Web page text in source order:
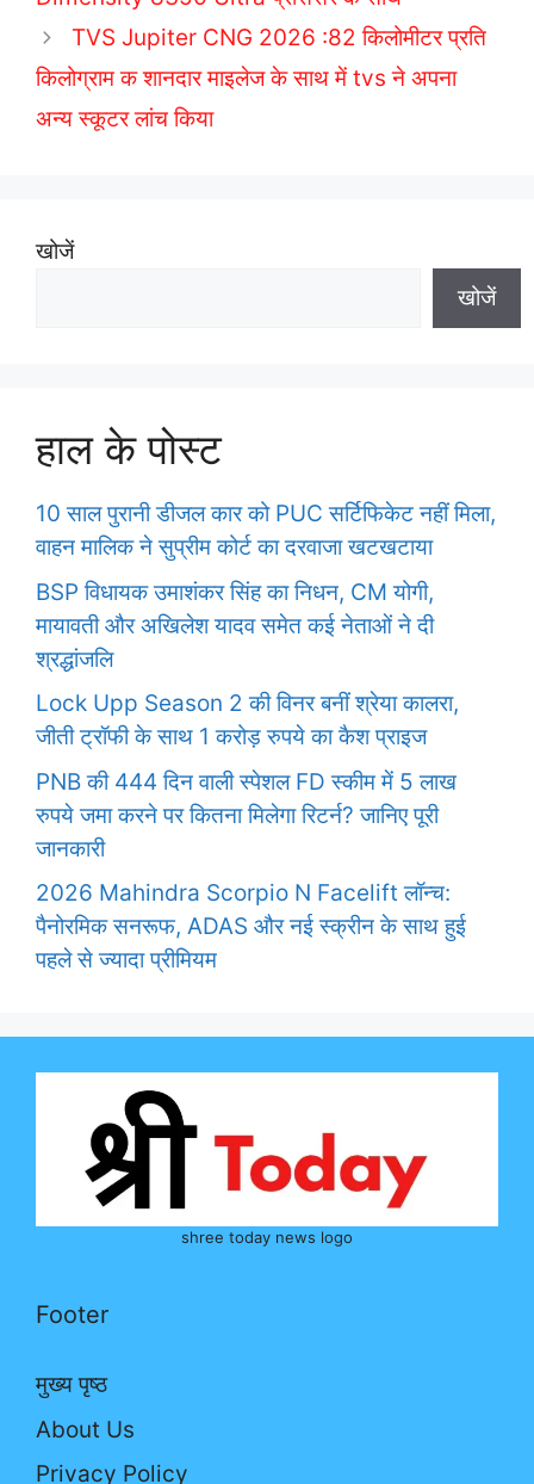
i
s
TVS Jupiter CNG 2026 :82 किलोमीटर प्रति
किलोग्राम क शानदार माइलेज के साथ में tvs ने अपना
अन्य स्कूटर लांच किया
खोजें
खोजें
हाल के पोस्ट
10 साल पुरानी डीजल कार को PUC सर्टिफिकेट नहीं मिला,
वाहन मालिक ने सुप्रीम कोर्ट का दरवाजा खटखटाया
BSP विधायक उमाशंकर सिंह का निधन, CM योगी,
मायावती और अखिलेश यादव समेत कई नेताओं ने दी
श्रद्धांजलि
Lock Upp Season 2 की विनर बनीं श्रेया कालरा,
जीती ट्रॉफी के साथ 1 करोड़ रुपये का कैश प्राइज
PNB की 444 दिन वाली स्पेशल FD स्कीम में 5 लाख
रुपये जमा करने पर कितना मिलेगा रिटर्न? जानिए पूरी
जानकारी
2026 Mahindra Scorpio N Facelift लॉन्च:
पैनोरमिक सनरूफ, ADAS और नई स्क्रीन के साथ हुई
पहले से ज्यादा प्रीमियम
shree today news logo
Footer
मुख्य पृष्ठ
About Us
Privacy Policy